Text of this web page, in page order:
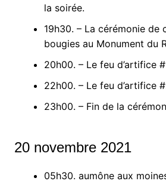
la soirée.
19h30. – La cérémonie de
bougies au Monument du
20h00. – Le feu d’artifice
22h00. – Le feu d’artifice
23h00. – Fin de la
20 novembre 2021
05h30. aumône aux